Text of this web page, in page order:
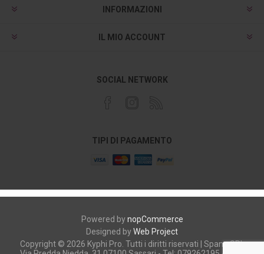
INFORMAZIONI
IL MIO ACCOUNT
SOCIAL NETWORK
TIPI DI PAGAMENTO
Powered bynopCommerce
Designed byWeb Project
Copyright © 2026 Kyphi Pro. Tutti i diritti riservati | Spano SRL